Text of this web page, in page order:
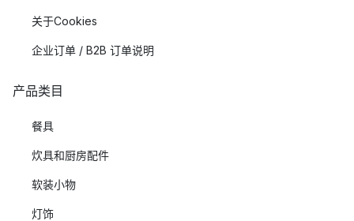
关于Cookies
企业订单 / B2B 订单说明
产品类目
餐具
炊具和厨房配件
软装小物
灯饰